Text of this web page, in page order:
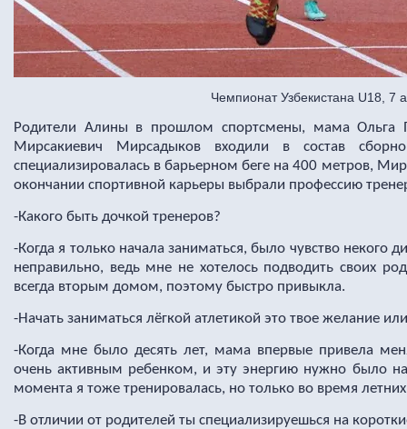
Чемпионат Узбекистана U18, 7
Родители Алины в прошлом спортсмены, мама Ольга
Мирсакиевич Мирсадыков входили в состав
специализировалась в барьерном беге на 400 метров,
окончании спортивной карьеры выбрали профессию
-Какого быть дочкой тренеров?
-Когда я только начала заниматься, было чувство некого
неправильно, ведь мне не хотелось подводить своих
всегда вторым домом, поэтому быстро привыкла.
-Начать заниматься лёгкой атлетикой это твое желание
-Когда мне было десять лет, мама впервые привела
очень активным ребенком, и эту энергию нужно было
момента я тоже тренировалась, но только во время
-В отличии от родителей ты специализируешься на